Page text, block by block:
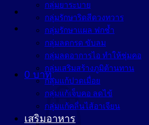
0 บาท
กลุ่มยาระบาย
กลุ่มรักษาริดสีดวงทวาร
กลุ่มรักษาแผล ฟกช้ำ
กลุ่มลดกรด ขับลม
กลุ่มลดอาการไอ ทำให้ชุ่มคอ
กลุ่มเสริมสร้างภูมิต้านทาน
กลุ่มแก้ปวดเมื่อย
กลุ่มแก้เจ็บคอ ลดไข้
กลุ่มแก้คลื่นไส้อาเจียน
เสริมอาหาร